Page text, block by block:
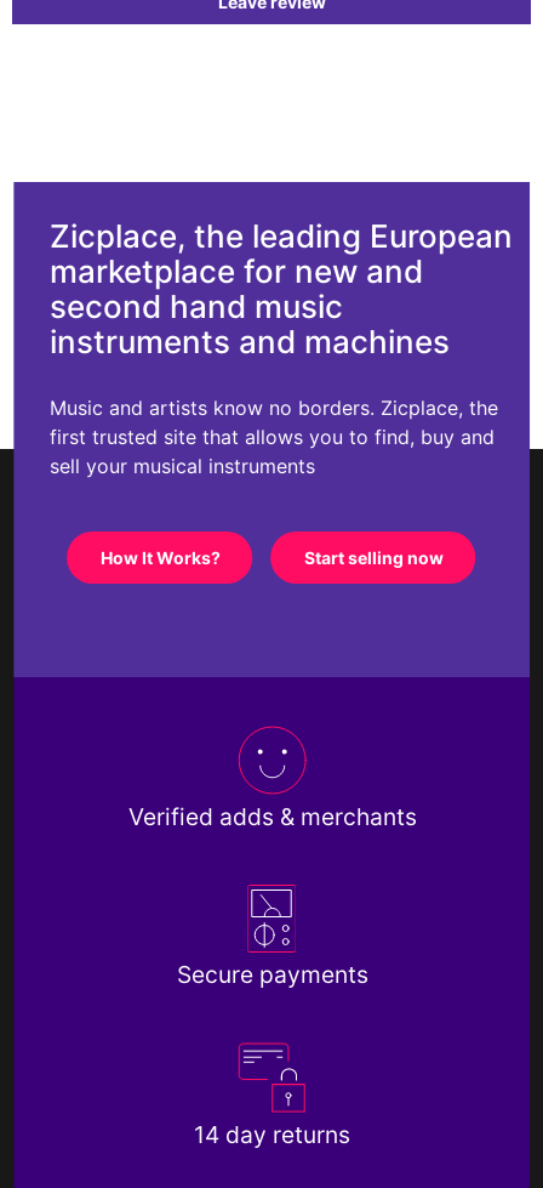
Zicplace, the leading European
marketplace for new and
second hand music
instruments and machines
Music and artists know no borders. Zicplace, the
first trusted site that allows you to find, buy and
sell your musical instruments
How It Works? Start selling now
Verified adds & merchants
Secure payments
14 day returns